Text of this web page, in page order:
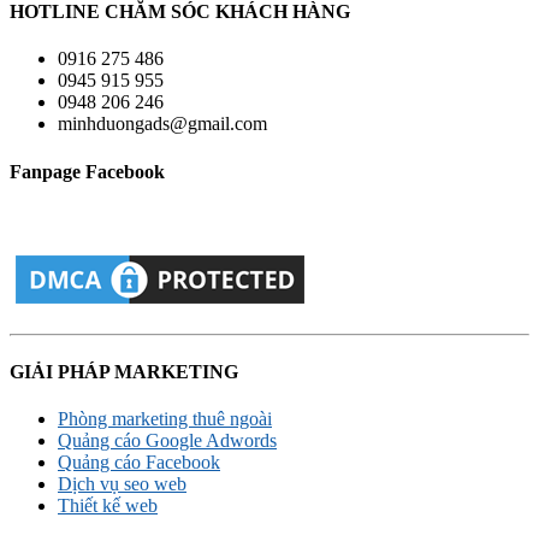
HOTLINE CHĂM SÓC KHÁCH HÀNG
0916 275 486
0945 915 955
0948 206 246
minhduongads@gmail.com
Fanpage Facebook
GIẢI PHÁP MARKETING
Phòng marketing thuê ngoài
Quảng cáo Google Adwords
Quảng cáo Facebook
Dịch vụ seo web
Thiết kế web